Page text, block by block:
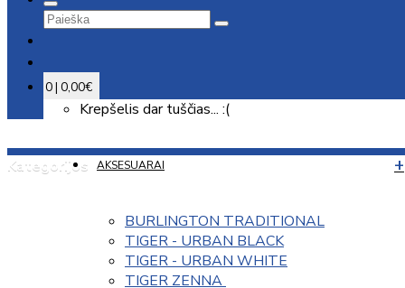
0 | 0,00€
Krepšelis dar tuščias... :(
Kategorijos AKSESUARAI
BURLINGTON TRADITIONAL
TIGER - URBAN BLACK
TIGER - URBAN WHITE
TIGER ZENNA